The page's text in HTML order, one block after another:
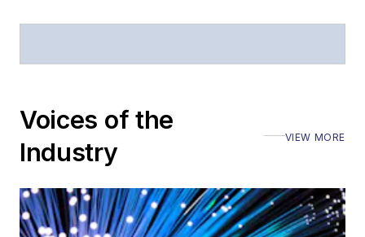
Voices of the
Industry
VIEW MORE